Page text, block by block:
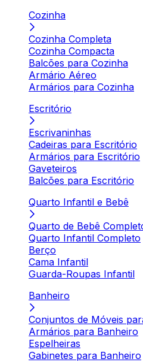
Cozinha
Cozinha Completa
Cozinha Compacta
Balcões para Cozinha
Armário Aéreo
Armários para Cozinha
Escritório
Escrivaninhas
Cadeiras para Escritório
Armários para Escritório
Gaveteiros
Balcões para Escritório
Quarto Infantil e Bebê
Quarto de Bebê
Quarto Infantil Completo
Berço
Cama Infantil
Guarda-Roupas Infantil
Banheiro
Conjuntos de Móveis
Armários para Banheiro
Espelheiras
Gabinetes para Banheiro